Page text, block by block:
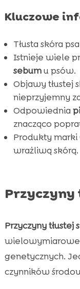
Produkty
Zabiegi
 Tłusta

 Wniosek
FAQ
Kluczowe
Tłusta skóra
Istnieje wiele
sebumu psów.
Objawy tłustej
nieprzyjemny
Odpowiednia
znacząco
Produkty marki
wrażliwą skórą.
Przyczyny
Przyczyny tłustej
genetycznych.
czynników